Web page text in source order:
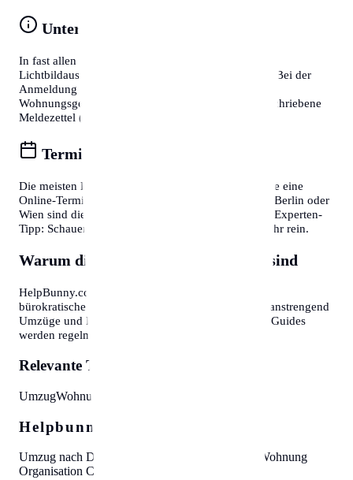
Unterlagen vorbereiten
In fast allen Fällen benötigen Sie einen gültigen
Lichtbildausweis (Reisepass oder Personalausweis). Bei der
Anmeldung eines Wohnsitzes ist zudem die
Wohnungsgeberbestätigung (in DE) bzw. der unterschriebene
Meldezettel (in AT) zwingend erforderlich.
Termine online buchen
Die meisten Bürgerservice-Stellen bieten mittlerweile eine
Online-Terminvereinbarung an. In Großstädten wie Berlin oder
Wien sind diese oft Wochen im Voraus ausgebucht. Experten-
Tipp: Schauen Sie morgens gegen 7:30 oder 8:00 Uhr rein.
Warum diese Informationen wichtig sind
HelpBunny.com hat es sich zur Aufgabe gemacht,
bürokratische Hürden abzubauen. Wir wissen, wie anstrengend
Umzüge und Behördengänge sein können. Unsere Guides
werden regelmäßig aktualisiert.
Relevante Themen:
UmzugWohnung
Helpbunny.com SEO Cloud
Umzug nach Duisburg
Umzug Wohnung
Organisation Checkliste